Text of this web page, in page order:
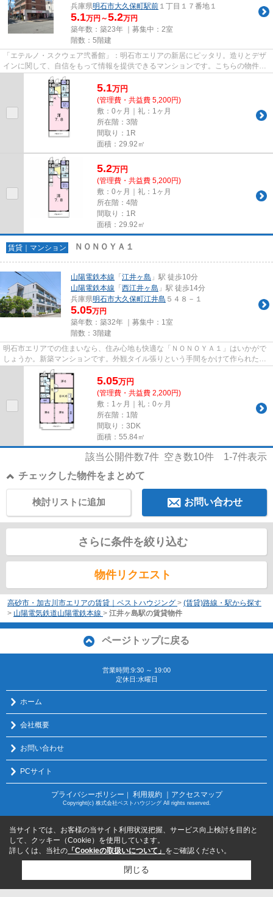
兵庫県明石市大久保町駅前 １丁目１７番地１
5.1万円～5.2万円
築年数：築23年 ｜募集中： 2室
階数：5階建
「エテルノ・スクウェア弐番館」：明石市エリアの新居にピッタリ。造りとデザ
インに関して、自信をもって情報を提供できるマンションです。こちらの物件に
はエレベーターがあります。...
5.1万円
(管理費・共益費 5,200円)
敷：0ヶ月｜礼：1ヶ月
所在階：3階
間取り：1R
面積：29.92㎡
5.2万円
(管理費・共益費 5,200円)
敷：0ヶ月｜礼：1ヶ月
所在階：4階
間取り：1R
面積：29.92㎡
賃貸｜マンション ＮＯＮＯＹＡ１
山陽電鉄本線 「 江井ヶ島 」駅 徒歩10分
山陽電鉄本線 「 西江井ヶ島 」駅 徒歩14分
兵庫県明石市大久保町江井島 ５４８－１
5.05万円
築年数：築32年 ｜募集中： 1室
階数：3階建
明石市エリアでの住まいなら、住み心地も快適な「ＮＯＮＯＹＡ１」はいかがで
しょうか。新築マンションです。外観タイル張りという手間をかけて作られた、
こだわりを感じられる物件で...
5.05万円
(管理費・共益費 2,200円)
敷：1ヶ月｜礼：0ヶ月
所在階：1階
間取り：3DK
面積：55.84㎡
該当公開件数7件 空き数10件 1-7件表示
チェックした物件をまとめて
お問い合わせ
検討リストに追加
さらに条件を絞り込む
物件リクエスト
高砂市・加古川市エリアの賃貸｜ベストハウジング > (賃貸)路線・駅から探す
> 山陽電気鉄道山陽電鉄本線 > 江井ヶ島駅の賃貸物件
ページトップに戻る
営業時間:9:30 ～ 19:00
定休日:水曜日
ホーム
会社概要
お問い合わせ
PCサイト
プライバシーポリシー ｜ 利用規約 ｜アクセスマップ
Copyright(c) 株式会社ベストハウジング All rights reserved.
当サイトでは、お客様の当サイト利用状況把握、サービス向上検討を目的と
して、クッキー（Cookie）を使用しています。
詳しくは、当社の 「Cookieの取扱いについて」 をご確認ください。
閉じる